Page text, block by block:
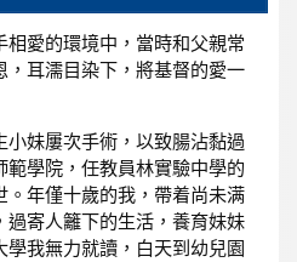
愛的環境中，當時和父親常
，耳濡目染下，將基督的愛一
小妹屢次手術，以致腸沾黏過
學院，任教員林實驗中學的
。年僅十歲的我，帶着尚未满
過寄人籬下的生活，養育妹妹
我無力就讀，白天到幼兒園